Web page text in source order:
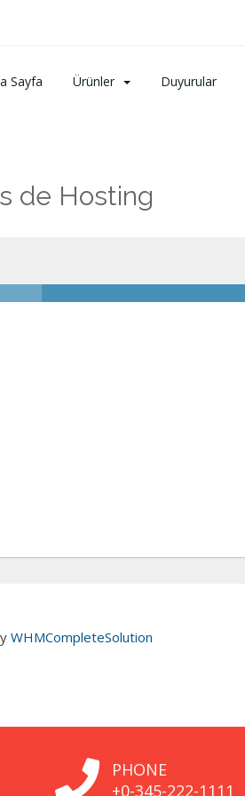
Sayfa Ürünler Duyurular
de Hosting
WHMCompleteSolution
PHONE
+0-345-222-1111